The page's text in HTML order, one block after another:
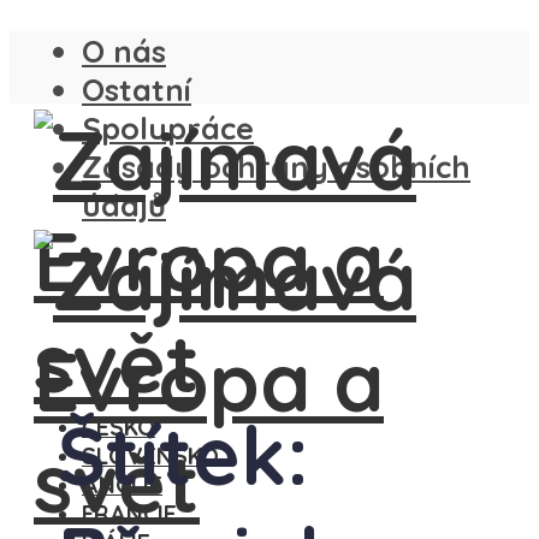
O nás
Ostatní
Spolupráce
Zásady ochrany osobních
údajů
ČESKO
SLOVENSKO
ANGLIE
FRANCIE
Štítek: